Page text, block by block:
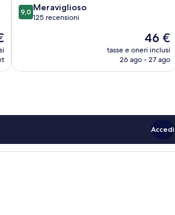
9.0
su
9,0 Meraviglioso
125 recensioni
Il
prezzo
attuale
46 €
tasse e oneri inclusi
26 ago - 27 ago
Accedi